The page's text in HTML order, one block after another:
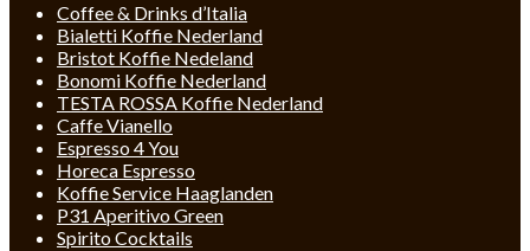
Coffee & Drinks d’Italia
Bialetti Koffie Nederland
Bristot Koffie Nedeland
Bonomi Koffie Nederland
TESTA ROSSA Koffie Nederland
Caffe Vianello
Espresso 4 You
Horeca Espresso
Koffie Service Haaglanden
P31 Aperitivo Green
Spirito Cocktails